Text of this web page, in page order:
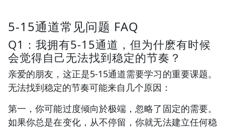
5-15通道常见问题 FAQ
Q1：我拥有5-15通道，但为什麽有时候
会觉得自己无法找到稳定的节奏？
亲爱的朋友，这正是5-15通道需要学习的重要课题。
无法找到稳定的节奏可能来自几个原因：
第一，你可能过度倾向於极端，忽略了固定的需要。
如果你总是在变化，从不停留，你就无法建立任何稳